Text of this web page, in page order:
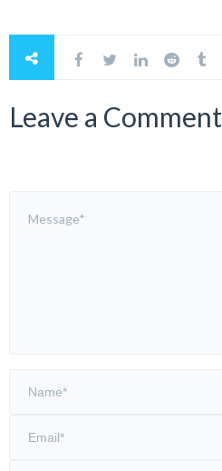
Leave a Comment